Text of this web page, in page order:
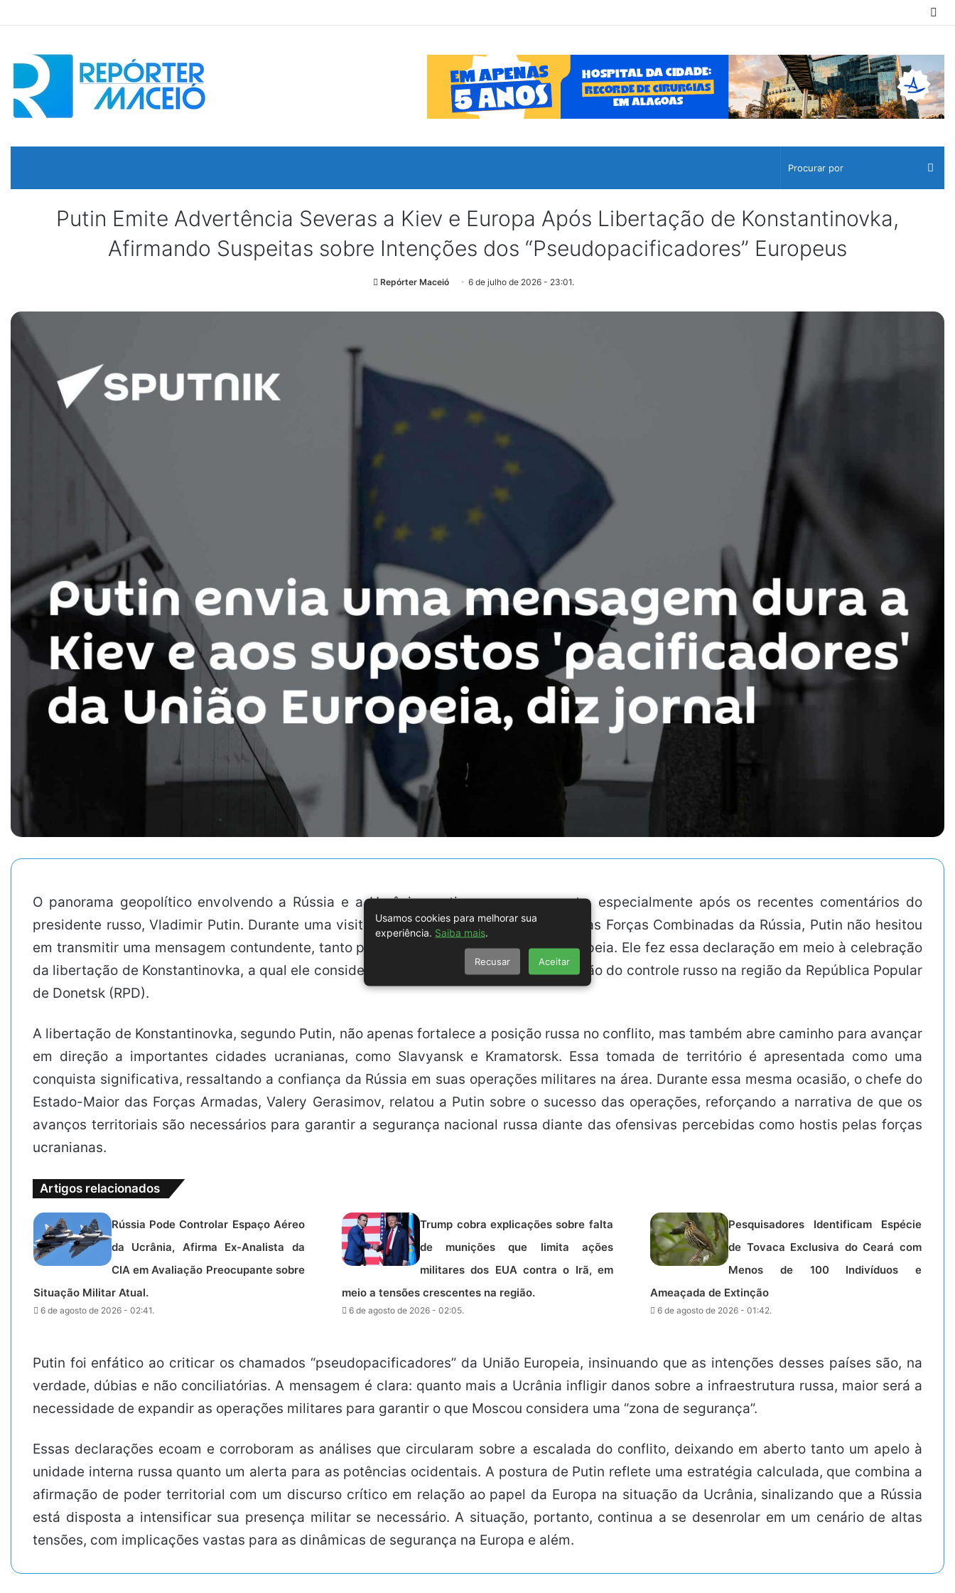
Putin Emite Advertência Severas a Kiev e Europa Após Libertação de Konstantinovka,
Afirmando Suspeitas sobre Intenções dos “Pseudopacificadores” Europeus
Repórter Maceió 6 de julho de 2026 - 23:01.
O panorama geopolítico envolvendo a Rússia e a Ucrânia continua a ser marcante, especialmente após os recentes comentários do
presidente russo, Vladimir Putin. Durante uma visita a uma das unidades auxiliares das Forças Combinadas da Rússia, Putin não hesitou
em transmitir uma mensagem contundente, tanto para Kiev quanto para a União Europeia. Ele fez essa declaração em meio à celebração
da libertação de Konstantinovka, a qual ele considera um marco crucial para a expansão do controle russo na região da República Popular
de Donetsk (RPD).
A libertação de Konstantinovka, segundo Putin, não apenas fortalece a posição russa no conflito, mas também abre caminho para avançar
em direção a importantes cidades ucranianas, como Slavyansk e Kramatorsk. Essa tomada de território é apresentada como uma
conquista significativa, ressaltando a confiança da Rússia em suas operações militares na área. Durante essa mesma ocasião, o chefe do
Estado-Maior das Forças Armadas, Valery Gerasimov, relatou a Putin sobre o sucesso das operações, reforçando a narrativa de que os
avanços territoriais são necessários para garantir a segurança nacional russa diante das ofensivas percebidas como hostis pelas forças
ucranianas.
Artigos relacionados
Rússia Pode Controlar Espaço Aéreo
da Ucrânia, Afirma Ex-Analista da
CIA em Avaliação Preocupante sobre
Situação Militar Atual.
6 de agosto de 2026 - 02:41.
Trump cobra explicações sobre falta
de munições que limita ações
militares dos EUA contra o Irã, em
meio a tensões crescentes na região.
6 de agosto de 2026 - 02:05.
Pesquisadores Identificam Espécie
de Tovaca Exclusiva do Ceará com
Menos de 100 Indivíduos e
Ameaçada de Extinção
6 de agosto de 2026 - 01:42.
Putin foi enfático ao criticar os chamados “pseudopacificadores” da União Europeia, insinuando que as intenções desses países são, na
verdade, dúbias e não conciliatórias. A mensagem é clara: quanto mais a Ucrânia infligir danos sobre a infraestrutura russa, maior será a
necessidade de expandir as operações militares para garantir o que Moscou considera uma “zona de segurança”.
Essas declarações ecoam e corroboram as análises que circularam sobre a escalada do conflito, deixando em aberto tanto um apelo à
unidade interna russa quanto um alerta para as potências ocidentais. A postura de Putin reflete uma estratégia calculada, que combina a
afirmação de poder territorial com um discurso crítico em relação ao papel da Europa na situação da Ucrânia, sinalizando que a Rússia
está disposta a intensificar sua presença militar se necessário. A situação, portanto, continua a se desenrolar em um cenário de altas
tensões, com implicações vastas para as dinâmicas de segurança na Europa e além.
Usamos cookies para melhorar sua
experiência. Saiba mais.
Recusar Aceitar